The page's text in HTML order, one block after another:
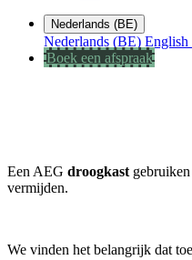
Nederlands (BE)
Nederlands (BE)
Boek een afspraak
Een AEG droogkast
vermijden.
We vinden het belangrijk dat